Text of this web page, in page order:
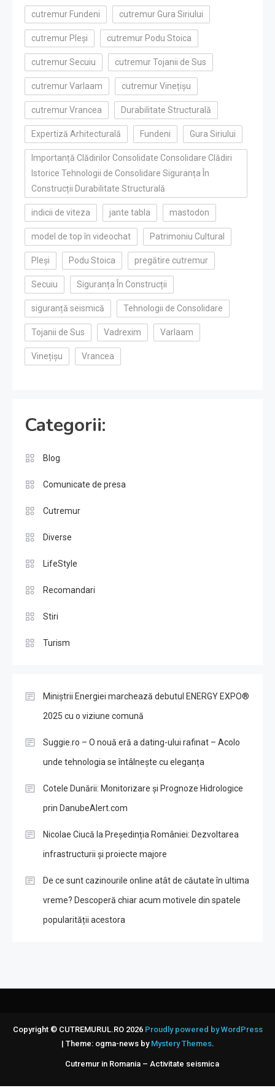
cutremur Fundeni cutremur Gura Siriului
cutremur Pleși cutremur Podu Stoica
cutremur Secuiu cutremur Tojanii de Sus
cutremur Varlaam cutremur Vinețișu
cutremur Vrancea Durabilitate Structurală
Expertiză Arhitecturală Fundeni Gura Siriului
Importanță Clădirilor Consolidate Consolidare Clădiri
Istorice Tehnologii de Consolidare Siguranța În
Construcții Durabilitate Structurală
indicii de viteza jante tabla mastodon
model de top în videochat Patrimoniu Cultural
Pleși Podu Stoica pregătire cutremur
Secuiu Siguranța În Construcții
siguranță seismică Tehnologii de Consolidare
Tojanii de Sus Vadrexim Varlaam
Vinețișu Vrancea
Categorii:
Blog
Comunicate de presa
Cutremur
Diverse
LifeStyle
Recomandari
Stiri
Turism
Miniștrii Energiei marchează debutul ENERGY EXPO®
2025 cu o viziune comună
Suggie.ro – O nouă eră a dating-ului rafinat – Acolo
unde tehnologia se întâlnește cu eleganța
Cotele Dunării: Monitorizare și Prognoze Hidrologice
prin DanubeAlert.com
Nicolae Ciucă la Președinția României: Dezvoltarea
infrastructurii și proiecte majore
De ce sunt cazinourile online atât de căutate în ultima
vreme? Descoperă chiar acum motivele din spatele
popularității acestora
Copyright © CUTREMURUL.RO 2026 Proudly powered by WordPress
| Theme: ogma-news by Mystery Themes.
Cutremur in Romania – Activitate seismica